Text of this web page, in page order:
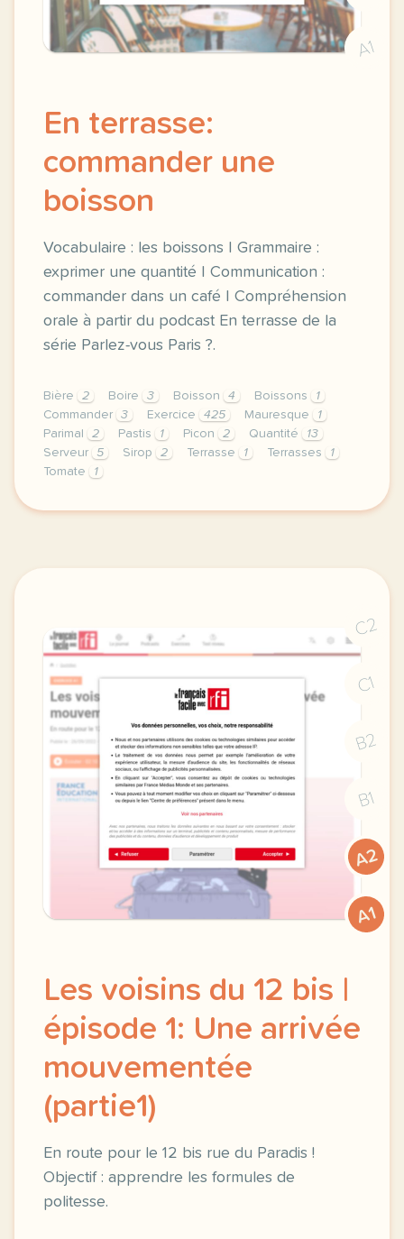
A1
En terrasse:
commander une
boisson
Vocabulaire : les boissons | Grammaire :
exprimer une quantité | Communication :
commander dans un café | Compréhension
orale à partir du podcast En terrasse de la
série Parlez-vous Paris ?.
Bière 2 Boire 3 Boisson 4 Boissons
1
Commander
3 Exercice 425 Mauresque
1
Parimal
2 Pastis 1 Picon 2 Quantité
13
Serveur
5 Sirop 2 Terrasse 1 Terrasses
1
Tomate
1
exercice b1 en terrasse commander une
C2
C1
B2
B1
A2
A1
Les voisins du 12 bis |
épisode 1: Une arrivée
mouvementée
(partie1)
En route pour le 12 bis rue du Paradis !
Objectif : apprendre les formules de
politesse.